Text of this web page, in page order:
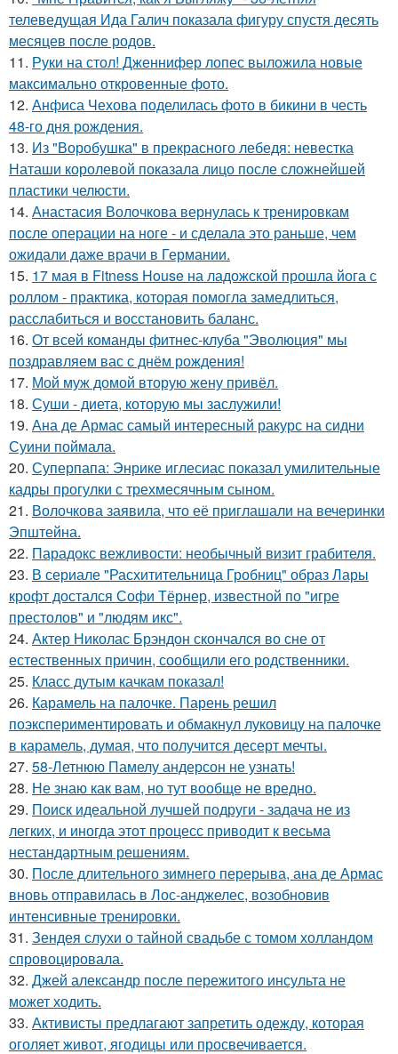
телеведущая Ида Галич показала фигуру спустя десять
месяцев после родов.
11. Руки на стол! Дженнифер лопес выложила новые
максимально откровенные фото.
12. Анфиса Чехова поделилась фото в бикини в честь
48-го дня рождения.
13. Из "Воробушка" в прекрасного лебедя: невестка
Наташи королевой показала лицо после сложнейшей
пластики челюсти.
14. Анастасия Волочкова вернулась к тренировкам
после операции на ноге - и сделала это раньше, чем
ожидали даже врачи в Германии.
15. 17 мая в Fitness House на ладожской прошла йога с
роллом - практика, которая помогла замедлиться,
расслабиться и восстановить баланс.
16. От всей команды фитнес-клуба "Эволюция" мы
поздравляем вас с днём рождения!
17. Мой муж домой вторую жену привёл.
18. Суши - диета, которую мы заслужили!
19. Ана де Армас самый интересный ракурс на сидни
Суини поймала.
20. Суперпапа: Энрике иглесиас показал умилительные
кадры прогулки с трехмесячным сыном.
21. Волочкова заявила, что её приглашали на вечеринки
Эпштейна.
22. Парадокс вежливости: необычный визит грабителя.
23. В сериале "Расхитительница Гробниц" образ Лары
крофт достался Софи Тёрнер, известной по "игре
престолов" и "людям икс".
24. Актер Николас Брэндон скончался во сне от
естественных причин, сообщили его родственники.
25. Класс дутым качкам показал!
26. Карамель на палочке. Парень решил
поэкспериментировать и обмакнул луковицу на палочке
в карамель, думая, что получится десерт мечты.
27. 58-Летнюю Памелу андерсон не узнать!
28. Не знаю как вам, но тут вообще не вредно.
29. Поиск идеальной лучшей подруги - задача не из
легких, и иногда этот процесс приводит к весьма
нестандартным решениям.
30. После длительного зимнего перерыва, ана де Армас
вновь отправилась в Лос-анджелес, возобновив
интенсивные тренировки.
31. Зендея слухи о тайной свадьбе с томом холландом
спровоцировала.
32. Джей александр после пережитого инсульта не
может ходить.
33. Активисты предлагают запретить одежду, которая
оголяет живот, ягодицы или просвечивается.